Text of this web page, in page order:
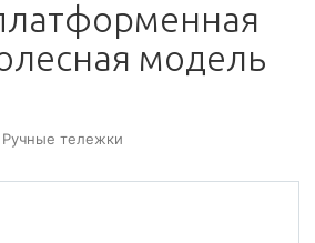
модель
Ручные тележки